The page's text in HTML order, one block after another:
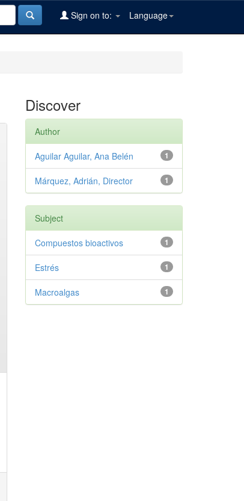
Language
Sign on to:
Discover
Author
1
Aguilar Aguilar, Ana Belén
1
Márquez, Adrián, Director
Subject
1
Compuestos bioactivos
1
Estrés
1
Macroalgas